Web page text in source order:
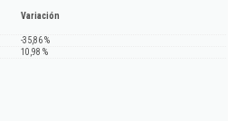
Variación
-35,86 %
10,98 %